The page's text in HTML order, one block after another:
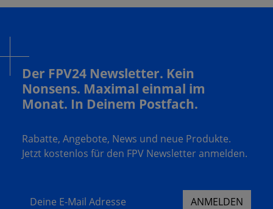
Der FPV24 Newsletter. Kein
Nonsens. Maximal einmal im
Monat. In Deinem Postfach.
Rabatte, Angebote, News und neue Produkte.
Jetzt kostenlos für den FPV Newsletter anmelden.
Deine E-Mail Adresse ANMELDEN